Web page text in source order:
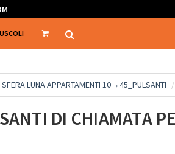
LUNA APPARTAMENTI 10→45_PULSANTI
DI CHIAMATA